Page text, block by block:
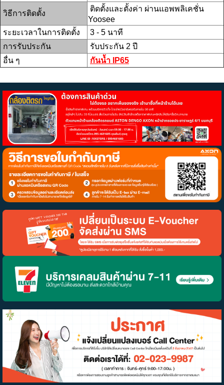
วิธีการติดตั้ง
ติดตั้งและตั้งค่า ผ่านแอพพลิเคชั่น
Yoosee
ระยะเวลาในการติดตั้ง
3 - 5 นาที
การรับประกัน
รับประกัน 2 ปี
อื่น ๆ
กันน้ำ IP65